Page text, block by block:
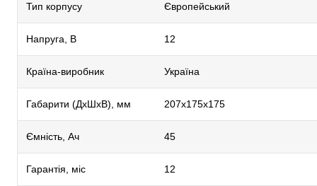
Тип корпусу Європейський
Напруга, В 12
Країна-виробник Україна
Габарити (ДхШхВ), мм 207х175х175
Ємність, Ач 45
Гарантія, міс 12